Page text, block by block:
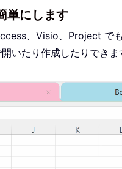
単にします
、Visio、Project でも
いたり作成したりできま